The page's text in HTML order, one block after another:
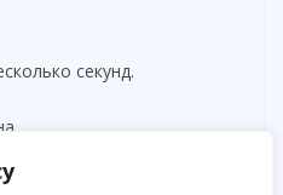
секунд.